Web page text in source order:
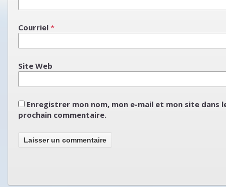
Courriel *
Site Web
Enregistrer mon nom, mon e-mail et mon site dans
prochain commentaire.